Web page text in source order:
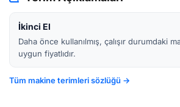
İkinci El
Daha önce kullanılmış, çalışır durumdaki
uygun fiyatlıdır.
Tüm makine terimleri sözlüğü →